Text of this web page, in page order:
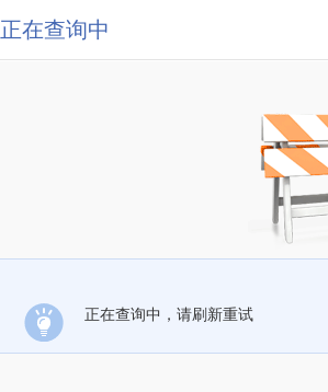
正在查询中
正在查询中，请刷新重试